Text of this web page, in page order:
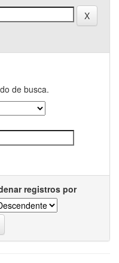
de busca.
registros por